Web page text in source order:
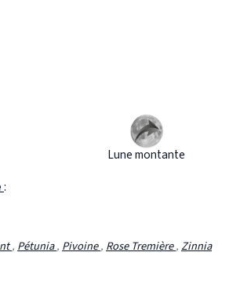
Lune montante
:
, Pétunia, Pivoine, Rose Tremière,Zinnia